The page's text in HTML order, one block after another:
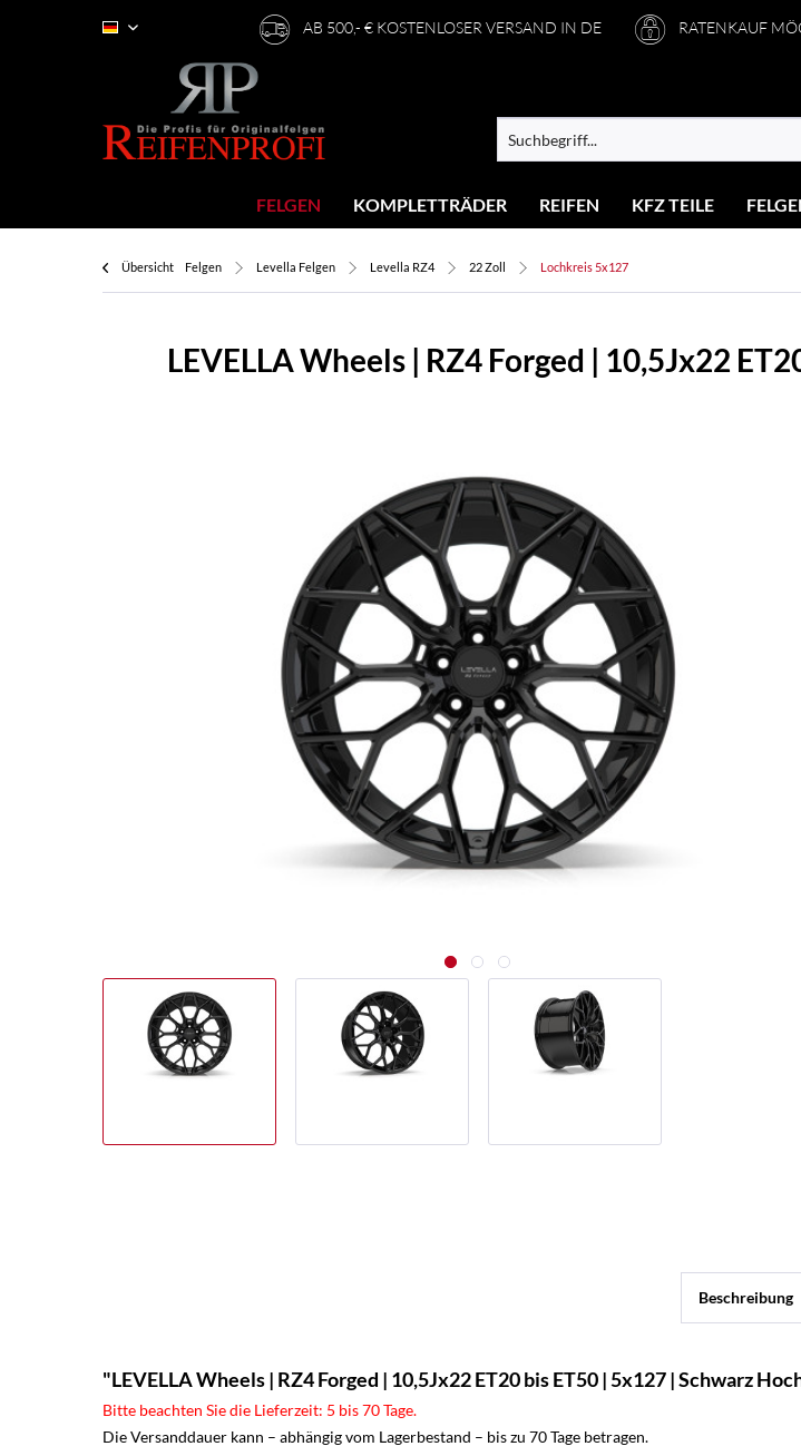
AB 500,- € KOSTENLOSER VERSAND IN DE RATENKAUF
Deutsch
FELGEN KOMPLETTRÄDER REIFEN KFZ TEILE
Übersicht Felgen Levella Felgen Levella RZ4 22 Zoll Lochkreis 5x127
LEVELLA Wheels | RZ4 Forged | 10,5Jx22
Beschreibung
"LEVELLA Wheels | RZ4 Forged | 10,5Jx22 ET20 bis ET50 | 5x127 | Schwarz
Bitte beachten Sie die Lieferzeit: 5 bis 70 Tage.
Die Versanddauer kann – abhängig vom Lagerbestand – bis zu 70 Tage betragen.